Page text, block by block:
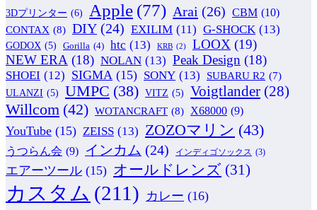
3Dプリンター (6) Apple (77) Arai (26) CBM (10)
CONTAX (8) DIY (24) EXILIM (11) G-SHOCK (13)
GODOX (5) Gorilla (4) htc (13) KRB (2) LOOX (19)
NEW ERA (18) NOLAN (13) Peak Design (18)
SHOEI (12) SIGMA (15) SONY (13) SUBARU R2 (7)
ULANZI (5) UMPC (38) VITZ (5) Voigtlander (28)
Willcom (42) WOTANCRAFT (8) X68000 (9)
YouTube (15) ZEISS (13) ZOZOマリン (43)
うつらん会 (9) インカム (24) インディゴソックス (3)
エアーツール (15) オールドレンズ (31)
カスタム (211) カレー (16)